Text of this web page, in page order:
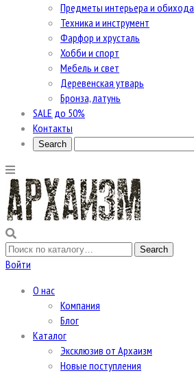
Предметы интерьера и обихода
Техника и инструмент
Фарфор и хрусталь
Хобби и спорт
Мебель и свет
Деревенская утварь
Бронза, латунь
SALE до 50%
Контакты
Войти
О нас
Компания
Блог
Каталог
Эксклюзив от Архаизм
Новые поступления